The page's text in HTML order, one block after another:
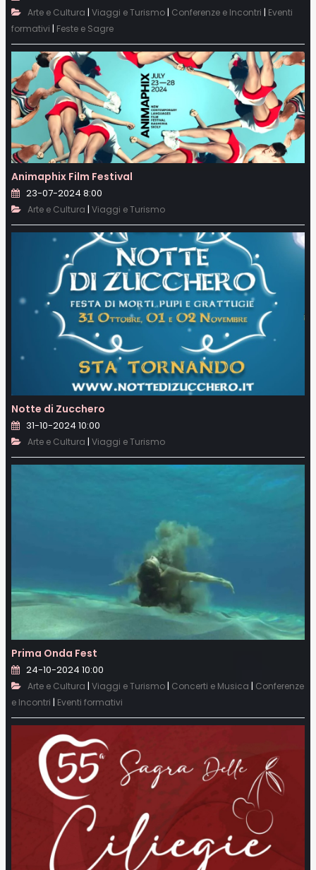
Arte e Cultura | Viaggi e Turismo| Conferenze e Incontri | Eventi
formativi | Feste e Sagre
Animaphix Film Festival
23-07-2024 8:00
Arte e Cultura | Viaggi e Turismo
Notte di Zucchero
31-10-2024 10:00
Arte e Cultura | Viaggi e Turismo
Prima Onda Fest
24-10-2024 10:00
Arte e Cultura | Viaggi e Turismo | Concerti e Musica | Conferenze
e Incontri | Eventi formativi